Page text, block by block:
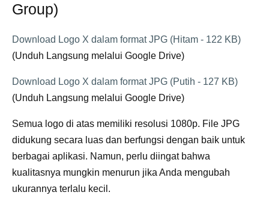
Group)
Download Logo X dalam format JPG (Hitam - 122 KB)
(Unduh Langsung melalui Google Drive)
Download Logo X dalam format JPG (Putih - 127 KB)
(Unduh Langsung melalui Google Drive)
Semua logo di atas memiliki resolusi 1080p. File JPG
didukung secara luas dan berfungsi dengan baik untuk
berbagai aplikasi. Namun, perlu diingat bahwa
kualitasnya mungkin menurun jika Anda mengubah
ukurannya terlalu kecil.